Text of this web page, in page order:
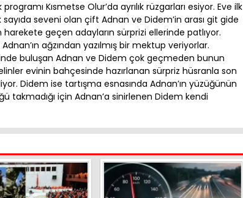
Kısmetse Olur’da ayrılık rüzgarları esiyor. Eve ilk
seveni olan çift Adnan ve Didem’in arası git gide
harekete geçen adayların sürprizi ellerinde patlıyor.
ağzından yazılmış bir mektup veriyorlar.
buluşan Adnan ve Didem çok geçmeden bunun
evinin bahçesinde hazırlanan sürpriz hüsranla son
Didem ise tartışma esnasında Adnan’ın yüzüğünün
takmadığı için Adnan’a sinirlenen Didem kendi